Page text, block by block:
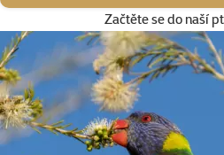
Začtěte se do naší